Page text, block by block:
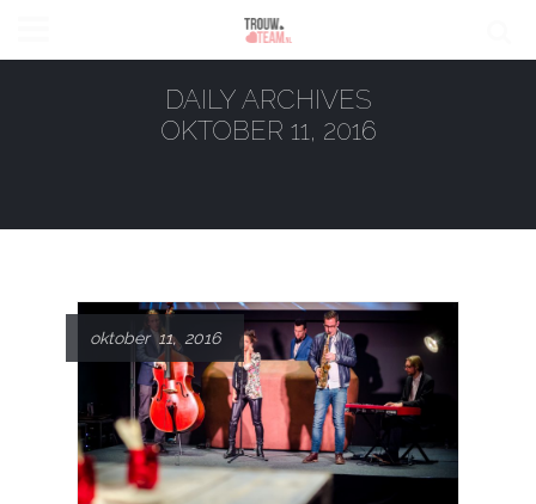
DAILY ARCHIVES
OKTOBER 11, 2016
oktober 11, 2016